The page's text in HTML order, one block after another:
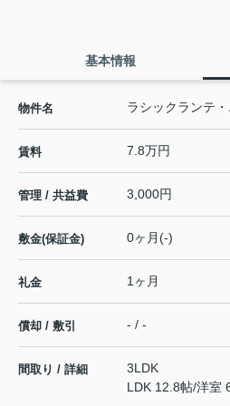
基本情報
物件名 ラシックランテ
賃料 7.8万円
管理 / 共益費 3,000円
敷金(保証金) 0ヶ月(-)
礼金 1ヶ月
償却 / 敷引 - / -
間取り / 詳細
3LDK
LDK 12.8帖/洋室